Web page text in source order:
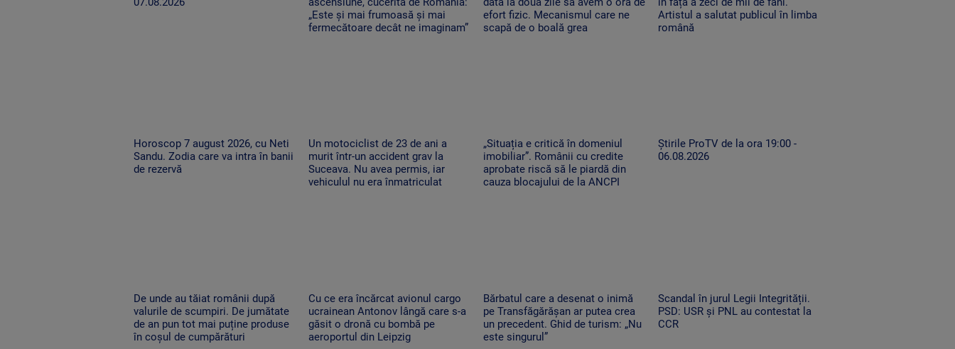
„Este și mai frumoasă și mai
fermecătoare decât ne imaginam”
efort fizic. Mecanismul care ne
scapă de o boală grea
Artistul a salutat publicul în limba
română
Horoscop 7 august 2026, cu Neti
Sandu. Zodia care va intra în banii
de rezervă
Un motociclist de 23 de ani a
murit într-un accident grav la
Suceava. Nu avea permis, iar
vehiculul nu era înmatriculat
„Situația e critică în domeniul
imobiliar”. Românii cu credite
aprobate riscă să le piardă din
cauza blocajului de la ANCPI
Știrile ProTV de la ora 19:00 -
06.08.2026
De unde au tăiat românii după
valurile de scumpiri. De jumătate
de an pun tot mai puține produse
în coșul de cumpărături
Cu ce era încărcat avionul cargo
ucrainean Antonov lângă care s-a
găsit o dronă cu bombă pe
aeroportul din Leipzig
Bărbatul care a desenat o inimă
pe Transfăgărășan ar putea crea
un precedent. Ghid de turism: „Nu
este singurul”
Scandal în jurul Legii Integrității.
PSD: USR și PNL au contestat la
CCR